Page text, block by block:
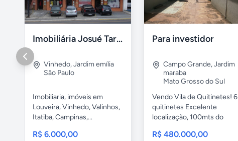
Imobiliária Josué Tartari Imóveis Louveira Vinhedo
Vinhedo,Jardim emília
São Paulo
Imobiliaria, imóveis em
Louveira, Vinhedo, Valinhos,
Itatiba, Campinas,...
R$ 6.000,00
Para investidor
Campo Grande,Jardim
maraba
Mato Grosso do Sul
Vendo Vila de Quitinetes! 6
quitinetes Excelente
localização, 100mts do
R$ 480.000,00